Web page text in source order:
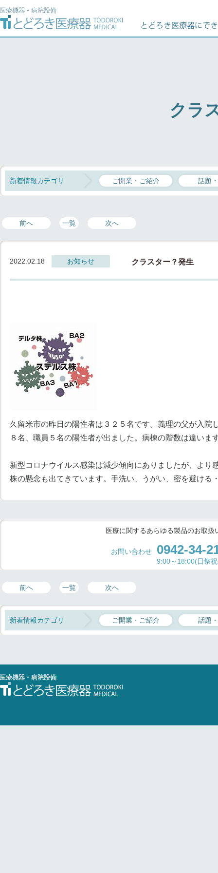
クラ
新着情報カテゴリ ご開業・ご紹介 話題
前へ 一覧 次へ
2022.02.18 お知らせ クラスター？発生
久留米市の昨日の陽性者は３２５名です。義理の父が入院
８名、職員５名の陽性者が出ました。病棟の階数は違いま
新型コロナウイルス感染は減少傾向にありましたが、より
株の懸念も出てきています。手洗い、うがい、密を避ける
医療に関するあらゆる製品のお取
お問い合わせ 0942-34-
9:00～18:00(日祭
前へ 一覧 次へ
新着情報カテゴリ ご開業・ご紹介 話題